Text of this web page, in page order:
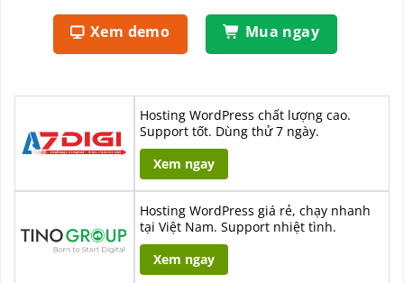
là:
1.200.000 ₫.
tại
là:
Xem demo Mua ngay
Hosting WordPress chất lượng cao.
Support tốt. Dùng thử 7 ngày.
Xem ngay
Hosting WordPress giá rẻ, chạy nhanh
tại Việt Nam. Support nhiệt tình.
Xem ngay